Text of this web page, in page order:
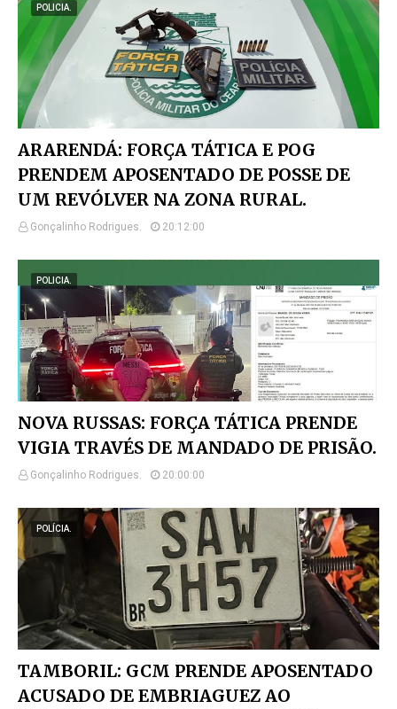
POLICIA.
ARARENDÁ: FORÇA TÁTICA E POG
PRENDEM APOSENTADO DE POSSE DE
UM REVÓLVER NA ZONA RURAL.
Gonçalinho Rodrigues. 20:12:00
POLICIA.
NOVA RUSSAS: FORÇA TÁTICA PRENDE
VIGIA TRAVÉS DE MANDADO DE PRISÃO.
Gonçalinho Rodrigues. 20:00:00
POLÍCIA.
TAMBORIL: GCM PRENDE APOSENTADO
ACUSADO DE EMBRIAGUEZ AO